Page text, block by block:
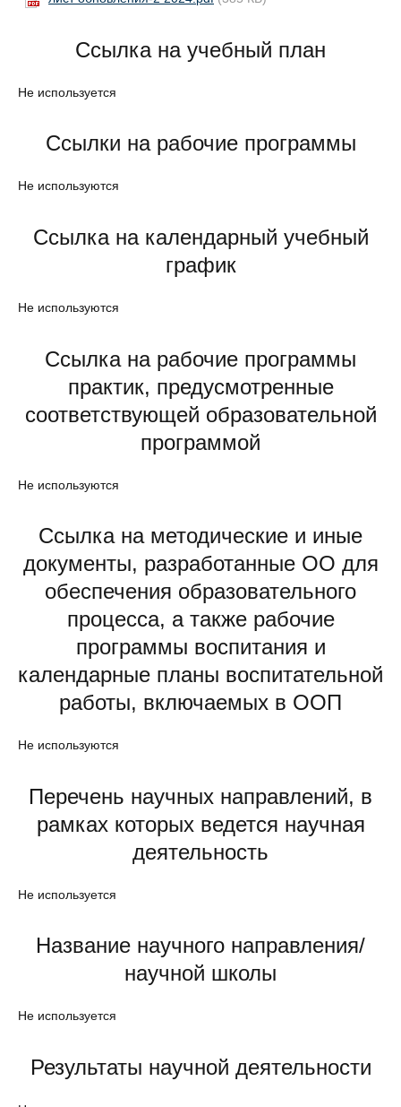
Ссылка на учебный план
Не используется
Ссылки на рабочие программы
Не используются
Ссылка на календарный учебный
график
Не используются
Ссылка на рабочие программы
практик, предусмотренные
соответствующей образовательной
программой
Не используются
Ссылка на методические и иные
документы, разработанные ОО для
обеспечения образовательного
процесса, а также рабочие
программы воспитания и
календарные планы воспитательной
работы, включаемых в ООП
Не используются
Перечень научных направлений, в
рамках которых ведется научная
деятельность
Не используется
Название научного направления/
научной школы
Не используется
Результаты научной деятельности